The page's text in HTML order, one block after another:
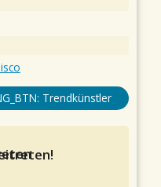
Trendkünstler